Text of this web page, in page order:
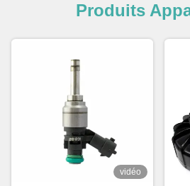
Produits
vidéo